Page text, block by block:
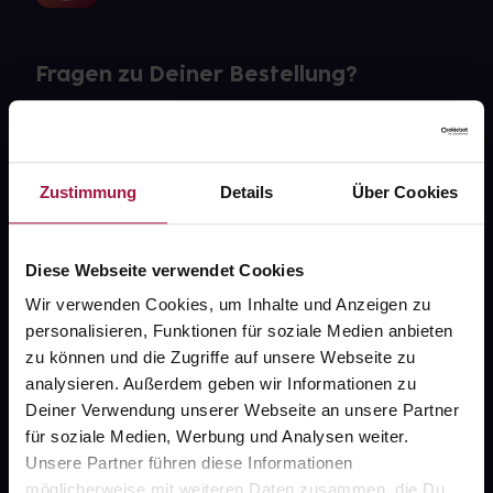
Zustimmung Details Über Cookies
Diese Webseite verwendet Cookies
Wir verwenden Cookies, um Inhalte und Anzeigen zu
personalisieren, Funktionen für soziale Medien anbieten
zu können und die Zugriffe auf unsere Webseite zu
analysieren. Außerdem geben wir Informationen zu
Deiner Verwendung unserer Webseite an unsere Partner
für soziale Medien, Werbung und Analysen weiter.
Unsere Partner führen diese Informationen
Fragen zu Deiner Bestellung?
Über uns
Karriere